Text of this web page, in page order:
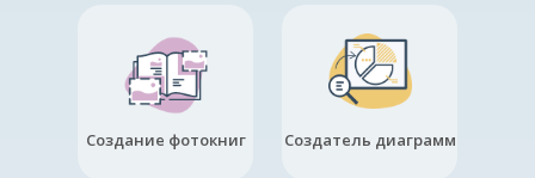
Создание фотокниг Создатель диаграмм